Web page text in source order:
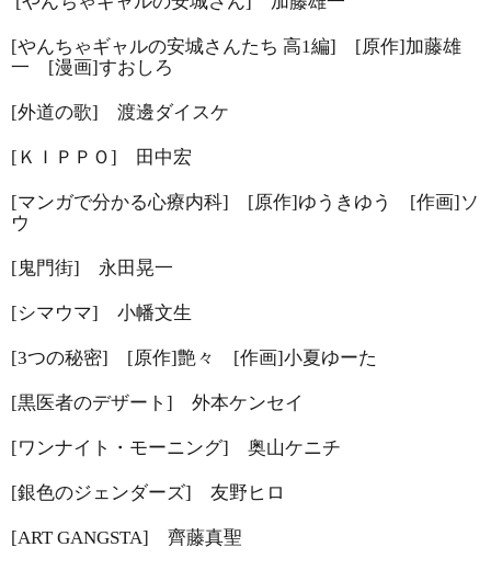
[やんちゃギャルの安城さんたち 高1編] [原作]加藤雄
一 [漫画]すおしろ
[外道の歌] 渡邊ダイスケ
[ ＫＩＰＰＯ] 田中宏
[マンガで分かる心療内科] [原作]ゆうきゆう [作画]ソ
ウ
[ 鬼門街] 永田晃一
[シマウマ] 小幡文生
[3つの秘密] [原作]艶々 [作画]小夏ゆーた
[黒医者のデザート ] 外本ケンセイ
[ワンナイト・モーニング] 奥山ケニチ
[銀色のジェンダーズ] 友野ヒロ
[ART GANGSTA] 齊藤真聖